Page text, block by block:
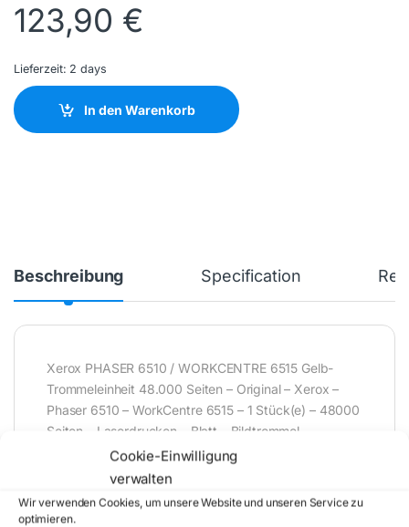
Cookie-Einwilligung
verwalten
Wir verwenden Cookies, um unsere Website und unseren Service zu
optimieren.
123,90 €
Lieferzeit: 2 days
In den Warenkorb
Beschreibung Specification
Xerox PHASER 6510 / WORKCENTRE 6515 Gelb-
Trommeleinheit 48.000 Seiten – Original – Xerox –
Phaser 6510 – WorkCentre 6515 – 1 Stück(e) – 48000
Seiten – Laserdrucken – Blatt – Bildtrommel
* Für Fehler im Datenblatt übernimmt (buy-net.de)
Comstex GmbH & Co. KG keine Haftung (